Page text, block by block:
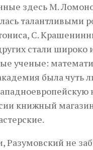
здесь М.
талантливыми
С.
стали
ученые:
была
книжный
Разумовский не